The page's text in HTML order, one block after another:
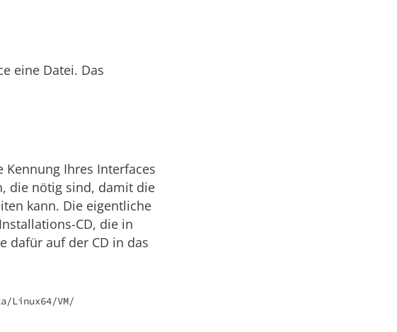
eine Datei. Das
Kennung Ihres Interfaces
die nötig sind, damit die
kann. Die eigentliche
CD, die in
dafür auf der CD in das
Linux64/VM/